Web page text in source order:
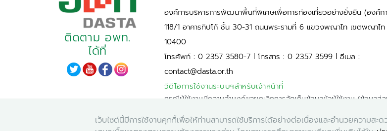
เว็บไซต์นี้มีการใช้งานคุกกี้เพื่อให้ท่านสามารถใช้บริการได้อย่างต่อเนื่องและอำนวยความสะ
ติดตาม อพท.
ได้ที่
องค์การบริหารการพัฒนาพื้นที่พิเศษเพื่อการท่องเที่ยวอย่างยั่งยืน (องค์ก
118/1 อาคารทิปโก้ ชั้น 30-31 ถนนพระรามที่ 6 แขวงพญาไท เขตพญาไ
10400
โทรศัพท์ : 0 2357 3580-7 l โทรสาร : 0 2357 3599 l อีเมล :
contact@dasta.or.th
วีดีโอการใช้งานระบบฯสำหรับเจ้าหน้าที่
กรณีผู้ใช้งานมีความจำนงค์ขอยกเลิกการจัดเก็บข้อมูลข้อผู้ใช้งาน (ข้อมูลส่
กรุณาแจ้งผ่านผู้ดูแลระบบผ่านอีเมลtis@dasta.or.th คลิก